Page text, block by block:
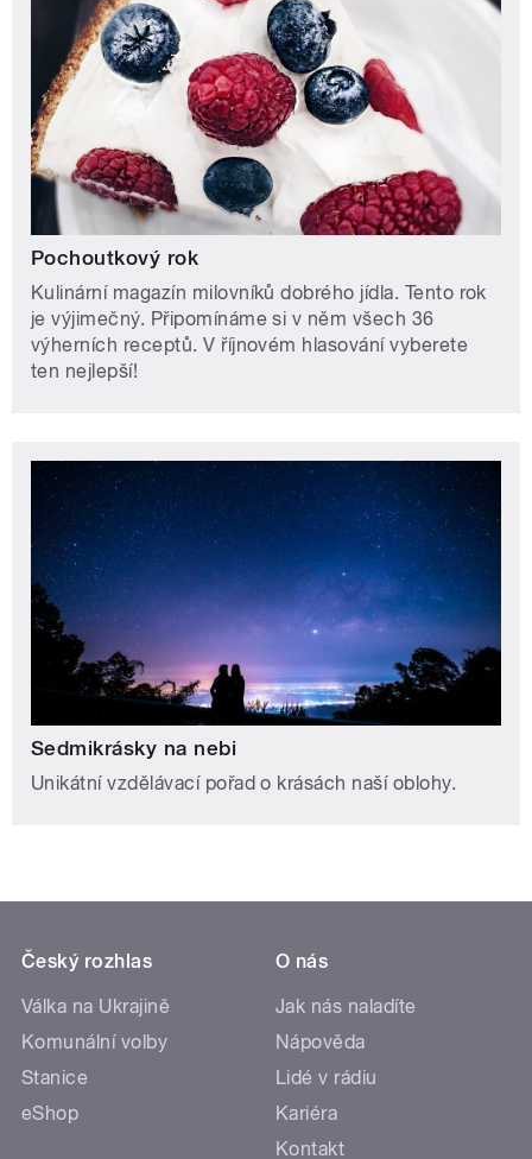
Pochoutkový rok
Kulinární magazín milovníků dobrého jídla. Tento rok
je výjimečný. Připomínáme si v něm všech 36
výherních receptů. V říjnovém hlasování vyberete
ten nejlepší!
Sedmikrásky na nebi
Unikátní vzdělávací pořad o krásách naší oblohy.
Český rozhlas
Válka na Ukrajině
Komunální volby
Stanice
eShop
O nás
Jak nás naladíte
Nápověda
Lidé v rádiu
Kariéra
Kontakt